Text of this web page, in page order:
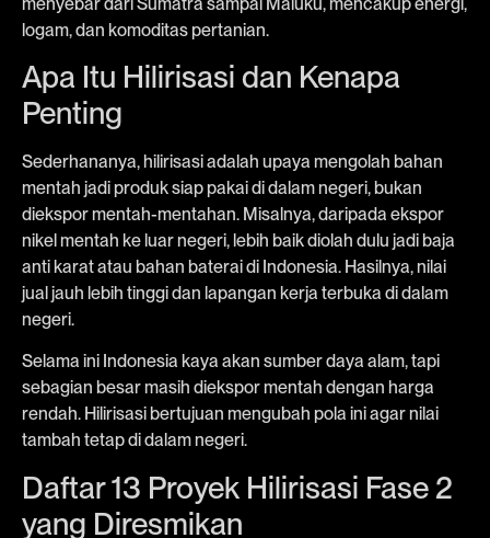
logam, dan komoditas pertanian.
Apa Itu Hilirisasi dan Kenapa
Penting
Sederhananya, hilirisasi adalah upaya mengolah bahan
mentah jadi produk siap pakai di dalam negeri, bukan
diekspor mentah-mentahan. Misalnya, daripada ekspor
nikel mentah ke luar negeri, lebih baik diolah dulu jadi baja
anti karat atau bahan baterai di Indonesia. Hasilnya, nilai
jual jauh lebih tinggi dan lapangan kerja terbuka di dalam
negeri.
Selama ini Indonesia kaya akan sumber daya alam, tapi
sebagian besar masih diekspor mentah dengan harga
rendah. Hilirisasi bertujuan mengubah pola ini agar nilai
tambah tetap di dalam negeri.
Daftar 13 Proyek Hilirisasi Fase 2
yang Diresmikan